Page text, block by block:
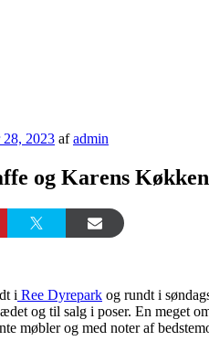
28, 2023 afadmin
og Karens
i Ree Dyrepark og rundt i
og til salg i poser. En meget
møbler og med noter af